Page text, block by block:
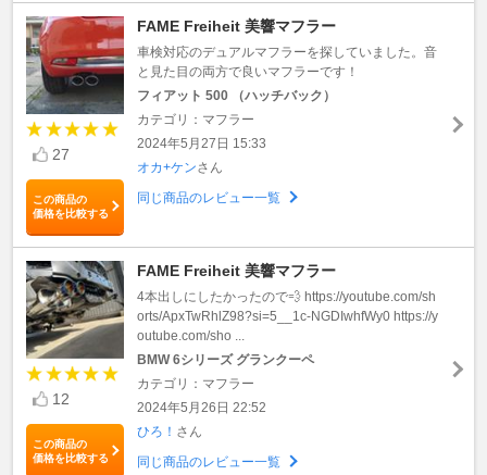
27
この商品の
価格を比較する
FAME Freiheit 美響マフラー
車検対応のデュアルマフラーを探していました。音
と見た目の両方で良いマフラーです！
フィアット 500 （ハッチバック）
カテゴリ：マフラー
2024年5月27日 15:33
オカ+ケンさん
同じ商品のレビュー一覧
12
この商品の
価格を比較する
FAME Freiheit 美響マフラー
4本出しにしたかったので💨 https://youtube.com/sh
orts/ApxTwRhlZ98?si=5__1c-NGDIwhfWy0 https://y
outube.com/sho ...
BMW 6シリーズ グランクーペ
カテゴリ：マフラー
2024年5月26日 22:52
ひろ！ さん
同じ商品のレビュー一覧